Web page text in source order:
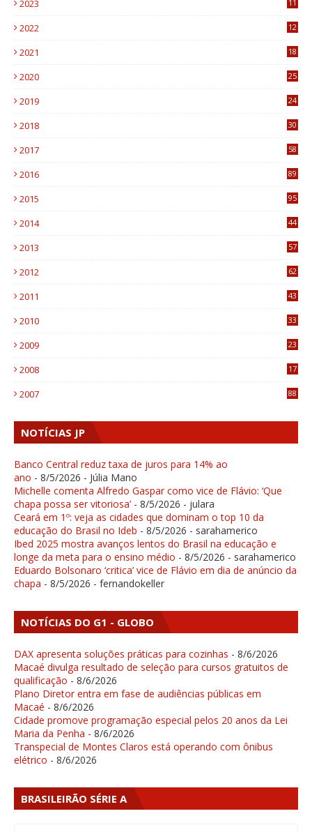
2023
11
2022
12
2021
18
2020
25
2019
24
2018
30
2017
58
2016
89
2015
95
2014
44
2013
57
2012
62
2011
43
2010
33
2009
23
2008
17
2007 88
NOTÍCIAS JP
Banco Central reduz taxa de juros para 14% ao
ano - 8/5/2026 - Júlia Mano
Michelle comenta Alfredo Gaspar como vice de Flávio: ‘Que
chapa possa ser vitoriosa’ - 8/5/2026 - julara
Ceará em 1º: veja as cidades que dominam o top 10 da
educação do Brasil no Ideb - 8/5/2026 - sarahamerico
Ibed 2025 mostra avanços lentos do Brasil na educação e
longe da meta para o ensino médio - 8/5/2026 - sarahamerico
Eduardo Bolsonaro ‘critica’ vice de Flávio em dia de anúncio da
chapa - 8/5/2026 - fernandokeller
NOTÍCIAS DO G1 - GLOBO
DAX apresenta soluções práticas para cozinhas - 8/6/2026
Macaé divulga resultado de seleção para cursos gratuitos de
qualificação - 8/6/2026
Plano Diretor entra em fase de audiências públicas em
Macaé - 8/6/2026
Cidade promove programação especial pelos 20 anos da Lei
Maria da Penha - 8/6/2026
Transpecial de Montes Claros está operando com ônibus
elétrico - 8/6/2026
BRASILEIRÃO SÉRIE A